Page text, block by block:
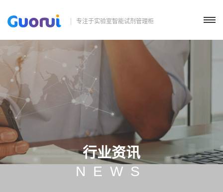
专注于实验室智能试剂管理柜
行业资讯
NEWS